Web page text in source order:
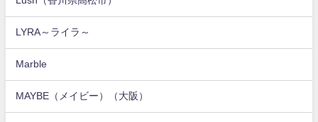
LYRA～ライラ～
Marble
MAYBE（メイビー）（大阪）